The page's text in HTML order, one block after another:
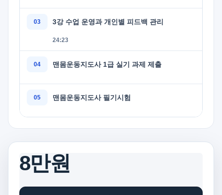
3강 수업 운영과 개인별 피드백 관리
24:23
맨몸운동지도사 1급 실기 과제 제출
맨몸운동지도사 필기시험
8만원